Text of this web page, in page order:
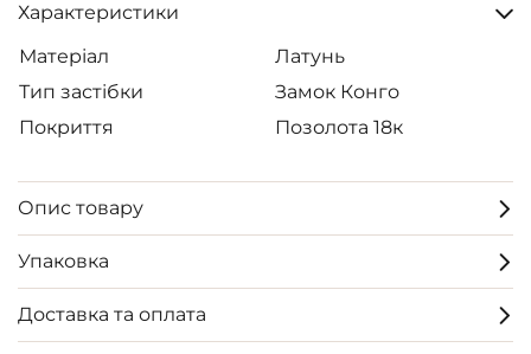
Характеристики
Матеріал
Латунь
Тип застібки
Замок Конго
Покриття
Позолота 18к
Опис товару
Упаковка
Доставка та оплата